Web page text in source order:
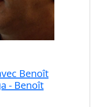
Benoît
- Benoît